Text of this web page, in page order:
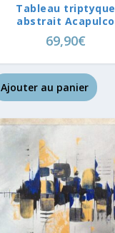
Tableau triptyque
abstrait Acapulco
69,90€
Ajouter au panier